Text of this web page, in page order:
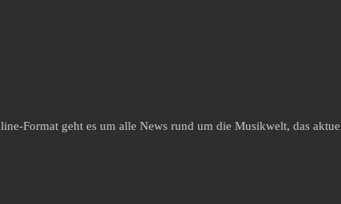
Format geht es um alle News rund um die Musikwelt, das